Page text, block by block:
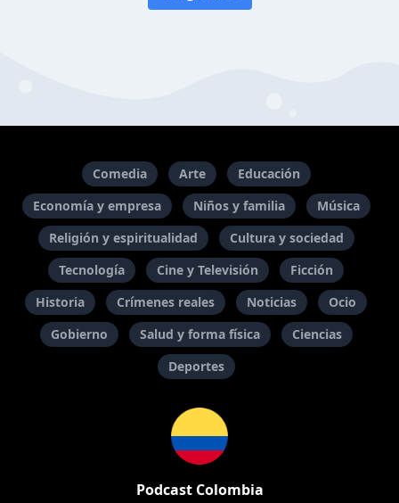
Comedia Arte
Educación
Economía y empresa
Niños y familia
Música
Religión y espiritualidad
Cultura y sociedad
Tecnología
Cine y Televisión
Ficción
Historia
Crímenes reales Noticias
Ocio
Gobierno
Salud y forma física
Ciencias
Deportes
Podcast Colombia